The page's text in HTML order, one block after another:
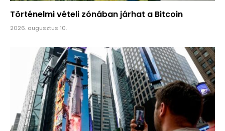
Történelmi vételi zónában járhat a Bitcoin
2026. augusztus 10.